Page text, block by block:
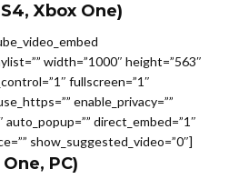
Xbox One)
width=”1000″ height=”563″
fullscreen=”1″
enable_privacy=””
auto_popup=”” direct_embed=”1″
show_suggested_video=”0″]
PC)